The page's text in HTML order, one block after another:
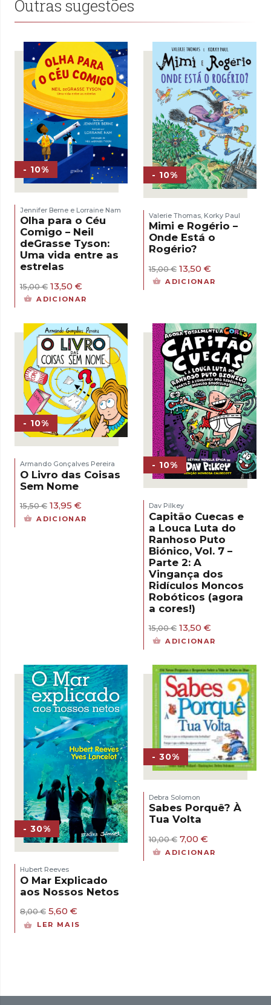
Outras sugestões
- 10%
Jennifer Berne e Lorraine Nam
Olha para o Céu
Comigo – Neil
deGrasse Tyson:
Uma vida entre as
estrelas
15,00€ O
preço
15,00 €.
13,50 €
preço
13,50 €.
ADICIONAR
- 10%
Valerie Thomas, Korky Paul
Mimi e Rogério –
Onde Está o
Rogério?
15,00€ O
preço
13,50 €O
preço
ADICIONAR
- 10%
Armando Gonçalves Pereira
O Livro das Coisas
Sem Nome
15,50€ O
preço
13,95 €
preço
ADICIONAR
- 10%
Dav Pilkey
Capitão Cuecas e
a Louca Luta do
Ranhoso Puto
Biónico, Vol. 7 –
Parte 2: A
Vingança dos
Ridículos Moncos
Robóticos (agora
a cores!)
15,00€ O
preço
15,00 €.
13,50 €O
preço
13,50 €.
ADICIONAR
- 30%
Hubert Reeves
O Mar Explicado
aos Nossos Netos
8,00€ O
preço
5,60 €
preço
LER MAIS
- 30%
Debra Solomon
Sabes Porquê? À
Tua Volta
10,00€ O
preço
original
7,00 €O
preço
atual
ADICIONAR